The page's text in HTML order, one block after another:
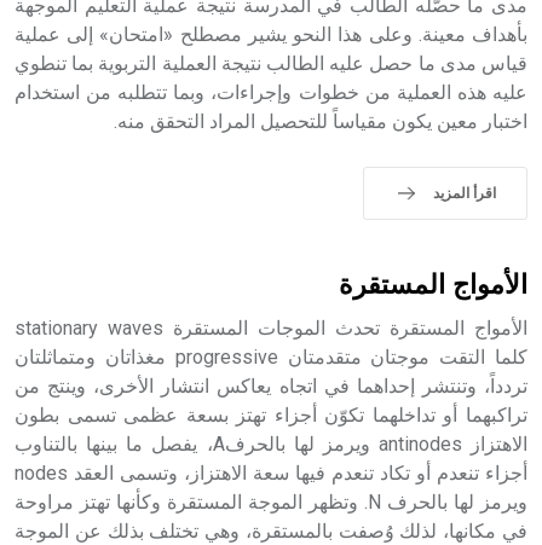
التاسع، وهم ينتسبون إلى أسرة أوسروين
sign تكتب منفصلة غير متصلة، وتعتمد المبدأ الأكوروفوني،
مدى ما حصّله الطالب في المدرسة نتيجة عملية التعليم الموجهة
بأهداف معينة. وعلى هذا النحو يشير مصطلح «امتحان» إلى عملية
قياس مدى ما حصل عليه الطالب نتيجة العملية التربوية بما تنطوي
عليه هذه العملية من خطوات وإجراءات، وبما تتطلبه من استخدام
اختبار معين يكون مقياساً للتحصيل المراد التحقق منه.
اقرأ المزيد
الأمواج المستقرة
الأمواج المستقرة تحدث الموجات المستقرة stationary waves
كلما التقت موجتان متقدمتان progressive مغذاتان ومتماثلتان
تردداً، وتنتشر إحداهما في اتجاه يعاكس انتشار الأخرى، وينتج من
تراكبهما أو تداخلهما تكوّن أجزاء تهتز بسعة عظمى تسمى بطون
الاهتزاز antinodes ويرمز لها بالحرفA، يفصل ما بينها بالتناوب
أجزاء تنعدم أو تكاد تنعدم فيها سعة الاهتزاز، وتسمى العقد nodes
ويرمز لها بالحرف N. وتظهر الموجة المستقرة وكأنها تهتز مراوحة
في مكانها، لذلك وُصفت بالمستقرة، وهي تختلف بذلك عن الموجة